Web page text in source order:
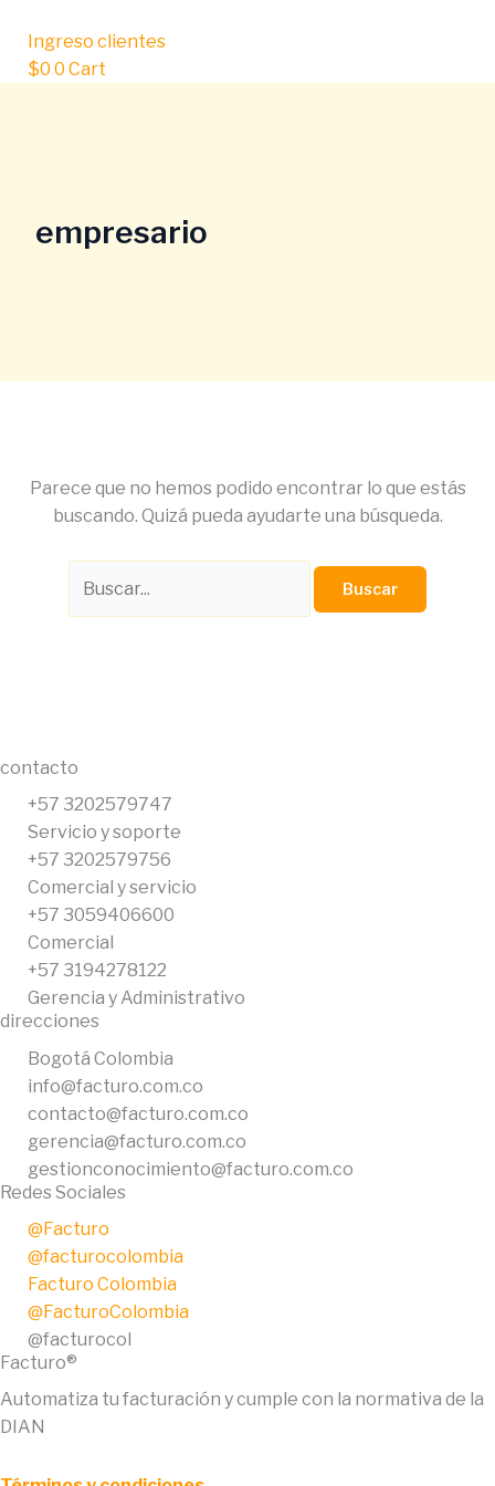
contenido
Ingreso clientes
$0 0 Cart
empresario
Parece que no hemos podido encontrar lo que estás
buscando. Quizá pueda ayudarte una búsqueda.
por:
contacto
+57 3202579747
Servicio y soporte
+57 3202579756
Comercial y servicio
+57 3059406600
Comercial
+57 3194278122
Gerencia y Administrativo
direcciones
Bogotá Colombia
info@facturo.com.co
contacto@facturo.com.co
gerencia@facturo.com.co
gestionconocimiento@facturo.com.co
Redes Sociales
@Facturo
@facturocolombia
Facturo Colombia
@FacturoColombia
@facturocol
Facturo®
Automatiza tu facturación y cumple con la normativa de la
DIAN